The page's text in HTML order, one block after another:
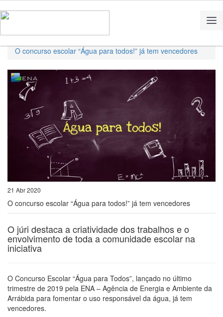
O concurso escolar “Água para todos!” já tem vencedores
21 Abr 2020
O concurso escolar “Água para todos!” já tem vencedores
O júri destaca a criatividade dos trabalhos e o
envolvimento de toda a comunidade escolar na
iniciativa
O Concurso Escolar “Água para Todos”, lançado no último
trimestre de 2019 pela ENA – Agência de Energia e Ambiente da
Arrábida para fomentar o uso responsável da água, já tem
vencedores.